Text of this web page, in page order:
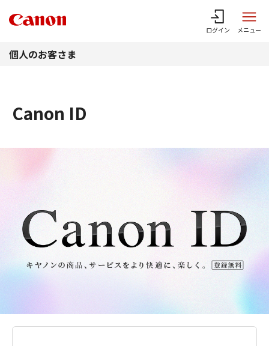
ログイン メニュー
個人のお客さま
Canon ID